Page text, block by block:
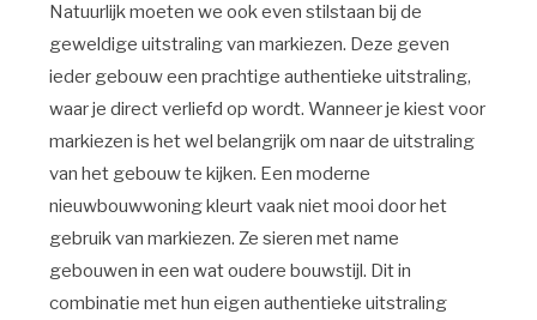
Natuurlijk moeten we ook even stilstaan bij de
geweldige uitstraling van markiezen. Deze geven
ieder gebouw een prachtige authentieke uitstraling,
waar je direct verliefd op wordt. Wanneer je kiest voor
markiezen is het wel belangrijk om naar de uitstraling
van het gebouw te kijken. Een moderne
nieuwbouwwoning kleurt vaak niet mooi door het
gebruik van markiezen. Ze sieren met name
gebouwen in een wat oudere bouwstijl. Dit in
combinatie met hun eigen authentieke uitstraling